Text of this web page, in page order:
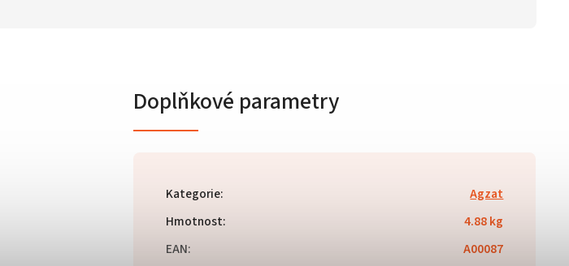
Doplňkové parametry
Kategorie:
Agzat
Hmotnost:
4.88 kg
EAN: A00087